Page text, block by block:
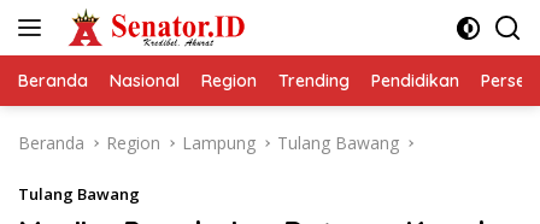
Beranda Nasional Region Trending Pendidikan
Beranda Region Lampung Tulang Bawang
Tulang Bawang